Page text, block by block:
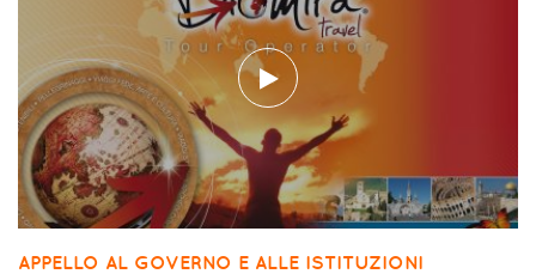
APPELLO AL GOVERNO E ALLE ISTITUZIONI